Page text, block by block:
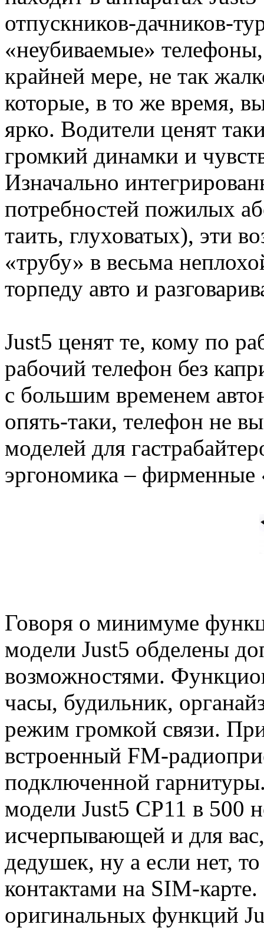
отпускников-дачников-
«неубиваемые»
крайней мере, не так
которые, в то же время,
ярко. Водители ценят
громкий динамки и
Изначально
потребностей пожилых
таить, глуховатых), эти
«трубу» в весьма
торпеду авто и
Just5 ценят те, кому по
рабочий телефон без
с большим временем
опять-таки, телефон не
моделей для
эргономика –
Говоря о минимуме
модели Just5 обделены
возможностями.
часы, будильник,
режим громкой связи.
встроенный FM-
подключенной
модели Just5 CP11 в 500
исчерпывающей и для
дедушек, ну а если нет,
контактами на SIM-
оригинальных функций